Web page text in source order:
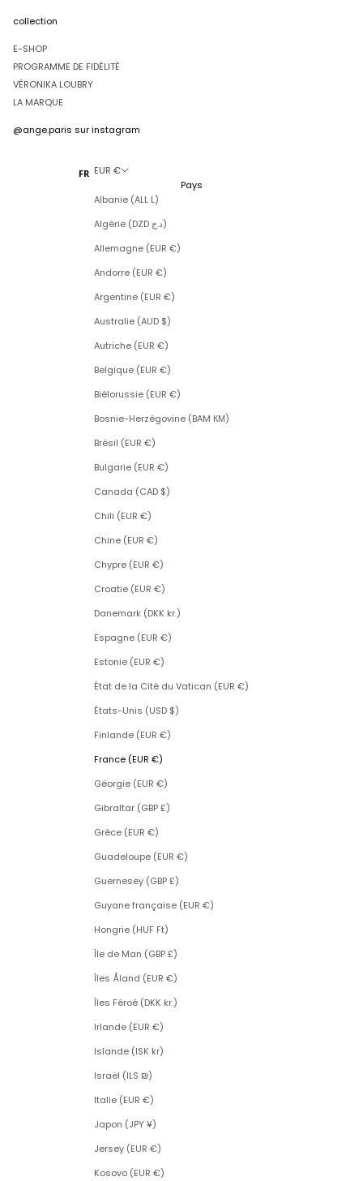
collection
E-SHOP
PROGRAMME DE FIDÉLITÉ
VÉRONIKA LOUBRY
LA MARQUE
@ange.paris sur instagram
FR EUR €
Pays
Albanie (ALL L)
Algérie (DZD د.ج)
Allemagne (EUR €)
Andorre (EUR €)
Argentine (EUR €)
Australie (AUD $)
Autriche (EUR €)
Belgique (EUR €)
Biélorussie (EUR €)
Bosnie-Herzégovine (BAM КМ)
Brésil (EUR €)
Bulgarie (EUR €)
Canada (CAD $)
Chili (EUR €)
Chine (EUR €)
Chypre (EUR €)
Croatie (EUR €)
Danemark (DKK kr.)
Espagne (EUR €)
Estonie (EUR €)
État de la Cité du Vatican (EUR €)
États-Unis (USD $)
Finlande (EUR €)
France (EUR €)
Géorgie (EUR €)
Gibraltar (GBP £)
Grèce (EUR €)
Guadeloupe (EUR €)
Guernesey (GBP £)
Guyane française (EUR €)
Hongrie (HUF Ft)
Île de Man (GBP £)
Îles Åland (EUR €)
Îles Féroé (DKK kr.)
Irlande (EUR €)
Islande (ISK kr)
Israël (ILS ₪)
Italie (EUR €)
Japon (JPY ¥)
Jersey (EUR €)
Kosovo (EUR €)